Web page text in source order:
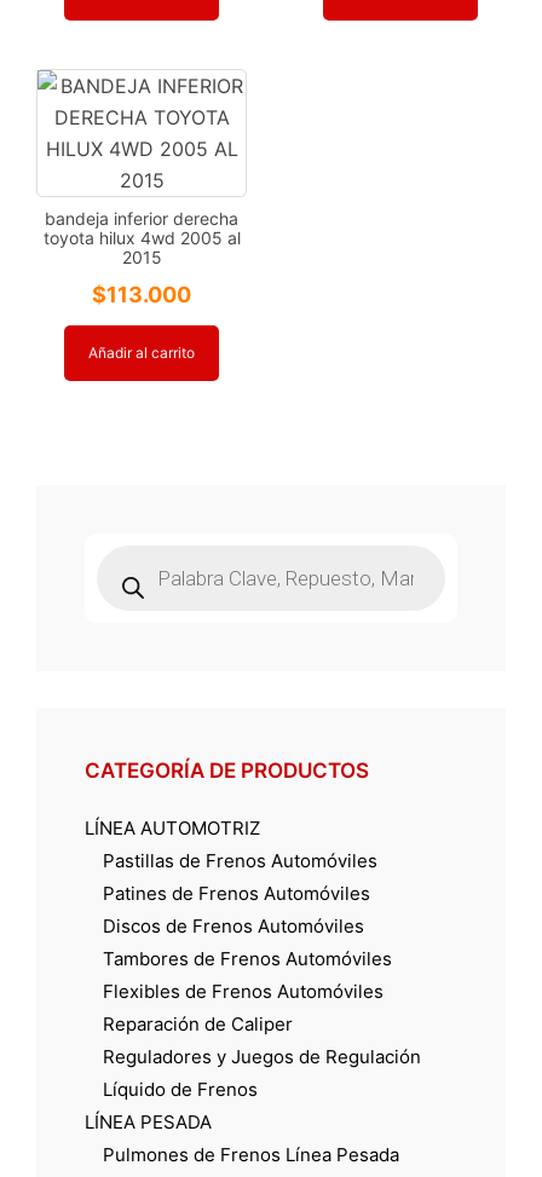
bandeja inferior derecha
toyota hilux 4wd 2005 al
2015
$113.000
Añadir al carrito
productos
CATEGORÍA DE PRODUCTOS
LÍNEA AUTOMOTRIZ
Pastillas de Frenos Automóviles
Patines de Frenos Automóviles
Discos de Frenos Automóviles
Tambores de Frenos Automóviles
Flexibles de Frenos Automóviles
Reparación de Caliper
Reguladores y Juegos de Regulación
Líquido de Frenos
LÍNEA PESADA
Pulmones de Frenos Línea Pesada